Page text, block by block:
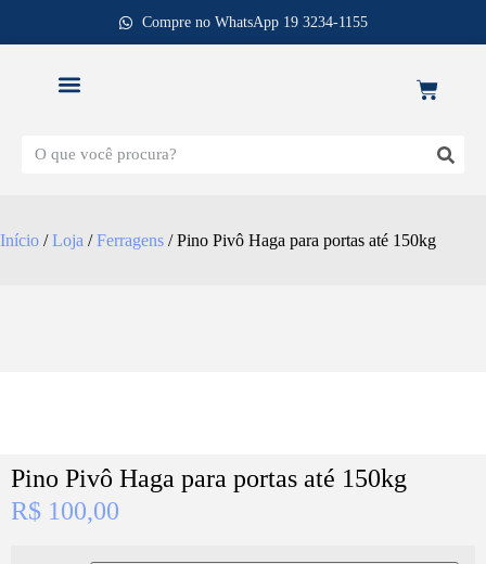
Compre no WhatsApp 19 3234-1155
Início /Loja /Ferragens / Pino Pivô Haga para portas até 150kg
Pino Pivô Haga para portas até 150kg
R$ 100,00